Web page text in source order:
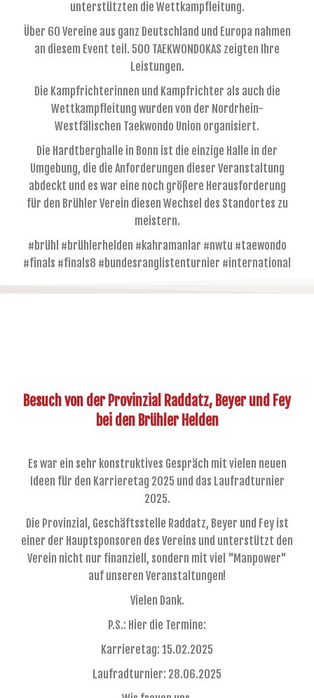
unterstützten die Wettkampfleitung.
Über 60 Vereine aus ganz Deutschland und Europa nahmen
an diesem Event teil. 500 TAEKWONDOKAS zeigten Ihre
Leistungen.
Die Kampfrichterinnen und Kampfrichter als auch die
Wettkampfleitung wurden von der Nordrhein-
Westfälischen Taekwondo Union organisiert.
Die Hardtberghalle in Bonn ist die einzige Halle in der
Umgebung, die die Anforderungen dieser Veranstaltung
abdeckt und es war eine noch größere Herausforderung
für den Brühler Verein diesen Wechsel des Standortes zu
meistern.
#brühl #brühlerhelden #kahramanlar #nwtu #taewondo
#finals #finals8 #bundesranglistenturnier #international
Besuch von der Provinzial Raddatz, Beyer und Fey
bei den Brühler Helden
Es war ein sehr konstruktives Gespräch mit vielen neuen
Ideen für den Karrieretag 2025 und das Laufradturnier
2025.
Die Provinzial, Geschäftsstelle Raddatz, Beyer und Fey ist
einer der Hauptsponsoren des Vereins und unterstützt den
Verein nicht nur finanziell, sondern mit viel "Manpower"
auf unseren Veranstaltungen!
Vielen Dank.
P.S.: Hier die Termine:
Karrieretag: 15.02.2025
Laufradturnier: 28.06.2025